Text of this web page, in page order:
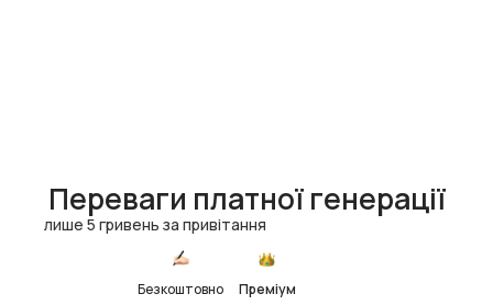
Переваги платної генерації
лише 5 гривень за привітання
Безкоштовно Преміум